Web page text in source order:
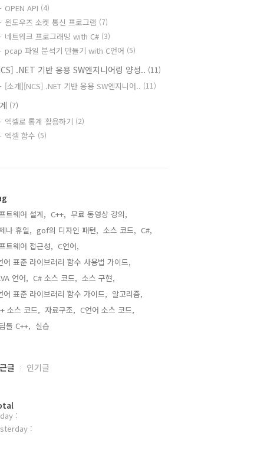
OPEN API (4)
윈도우즈 소켓 통신 프로그램 (7)
네트워크 프로그래밍 with C# (3)
pcap 파일 분석기 만들기 with C언어 (5)
.NET 기반 응용 SW엔지니어링 양성.. (11)
[소개][NCS] .NET 기반 응용 SW엔지니어.. (11)
(7)
엑셀로 통계 활용하기 (2)
엑셀 함수 (5)
트웨어 설계, C++, 무료 동영상 강의,
나 휴일, gof의 디자인 패턴, 소스 코드, C#,
트웨어 접근성, C언어,
어 표준 라이브러리 함수 사용법 가이드,
언어, C# 소스 코드, 소스 구현,
어 표준 라이브러리 함수 가이드, 알고리즘,
소스 코드, 자료구조, C언어 소스 코드,
돌 C++, 실습,
글 인기글
:
: